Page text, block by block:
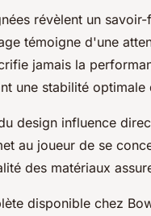
révèlent un
témoigne d'une
jamais la
une stabilité optimale
design influence
au joueur de se
des matériaux
disponible chez